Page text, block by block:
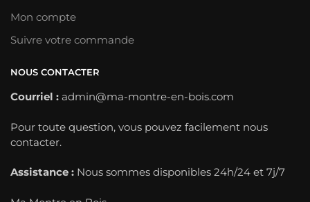
Mon compte
Suivre votre commande
NOUS CONTACTER
Courriel : admin@ma-montre-en-bois.com
Pour toute question, vous pouvez facilement nous
contacter.
Assistance : Nous sommes disponibles 24h/24 et 7j/7